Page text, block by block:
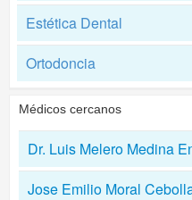
Estética Dental
Ortodoncia
Médicos cercanos
Dr. Luis Melero Medina
Jose Emilio Moral